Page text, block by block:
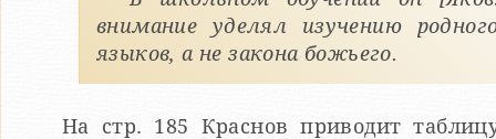
внимание уделял изучению
языков, а не закона божьего.
На стр. 185 Краснов приводит